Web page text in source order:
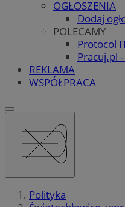
OGŁOSZENIA
Dodaj
POLECAMY
Protocol
Pracuj.pl
REKLAMA
WSPÓŁPRACA
Polityka